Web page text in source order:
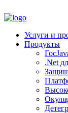
Услуги и
Продукты
.Net